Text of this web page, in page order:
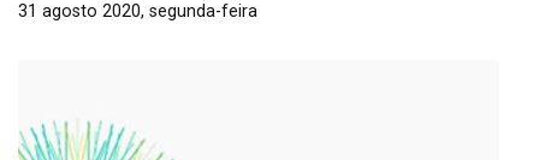
31 agosto 2020, segunda-feira